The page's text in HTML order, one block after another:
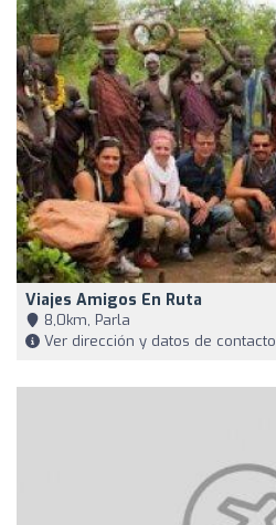
Viajes Amigos En Ruta
8,0km, Parla
Ver dirección y datos de contacto